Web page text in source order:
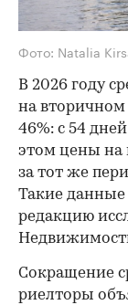
Фото: Natalia
В 2026 году
на
46%: с 54
этом цены на
за тот же
Такие данные
редакцию
Сокращение
риелторы